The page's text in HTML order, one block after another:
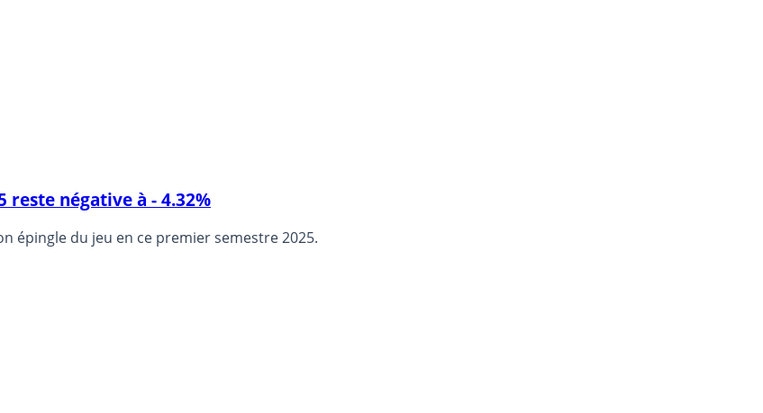
reste négative à - 4.32%
épingle du jeu en ce premier semestre 2025.